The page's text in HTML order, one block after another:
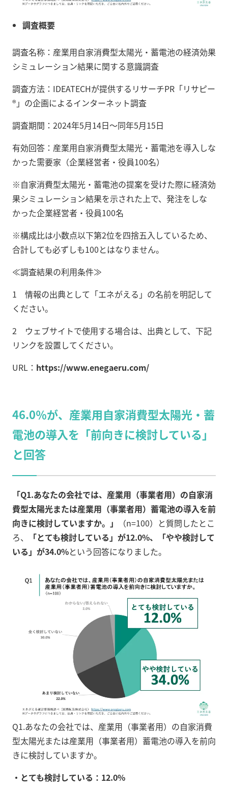
調査概要
調査名称：産業用自家消費型太陽光・蓄電池の経済効果
シミュレーション結果に関する意識調査
調査方法：IDEATECHが提供するリサーチPR「リサピー
®︎」の企画によるインターネット調査
調査期間：2024年5月14日〜同年5月15日
有効回答：産業用自家消費型太陽光・蓄電池を導入しな
かった需要家（企業経営者・役員100名）
※自家消費型太陽光・蓄電池の提案を受けた際に経済効
果シミュレーション結果を示された上で、発注をしな
かった企業経営者・役員100名
※構成比は小数点以下第2位を四捨五入しているため、
合計しても必ずしも100とはなりません。
≪調査結果の利用条件≫
1 情報の出典として「エネがえる」の名前を明記して
ください。
2 ウェブサイトで使用する場合は、出典として、下記
リンクを設置してください。
URL： https://www.enegaeru.com/
46.0％が、産業用自家消費型太陽光・蓄
電池の導入を「前向きに検討している」
と回答
「Q1.あなたの会社では、産業用（事業者用）の自家消
費型太陽光または産業用（事業者用）蓄電池の導入を前
向きに検討していますか。」
（n=100）と質問したとこ
ろ、
「とても検討している」が12.0%、「やや検討して
いる」が34.0%という回答になりました。
Q1.あなたの会社では、産業用（事業者用）の自家消費
型太陽光または産業用（事業者用）蓄電池の導入を前向
きに検討していますか。
・とても検討している：12.0%